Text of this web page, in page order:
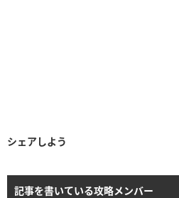
シェアしよう
記事を書いている攻略メンバー